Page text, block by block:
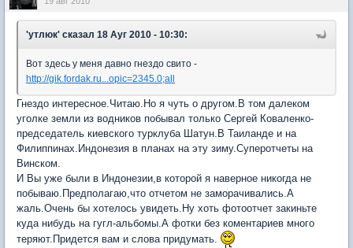
'утлюк' сказал 18 Ауг 2010 - 10:30:
Вот здесь у меня давно гнездо свито -
http://gik.fordak.ru...opic=2345.0;all
Гнездо интересное.Читаю.Но я чуть о другом.В том далеком
уголке земли из водников побывал только Сергей Коваленко-
председатель киевского турклуба Шатун.В Таиланде и на
Филиппинах.Индонезия в планах на эту зиму.Суперотчеты на
Винском.
И Вы уже были в Индонезии,в которой я наверное никогда не
побываю.Предполагаю,что отчетом не заморачивались.А
жаль.Очень бы хотелось увидеть.Ну хоть фотоотчет закиньте
куда нибудь на гугл-альбомы.А фотки без коментариев много
теряют.Придется вам и слова придумать.